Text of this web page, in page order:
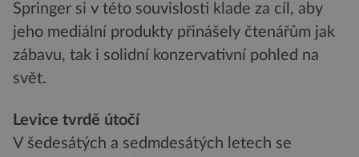
Springer si v této souvislosti klade za cíl, aby
jeho mediální produkty přinášely čtenářům jak
zábavu, tak i solidní konzervativní pohled na
svět.
Levice tvrdě útočí
V šedesátých a sedmdesátých letech se